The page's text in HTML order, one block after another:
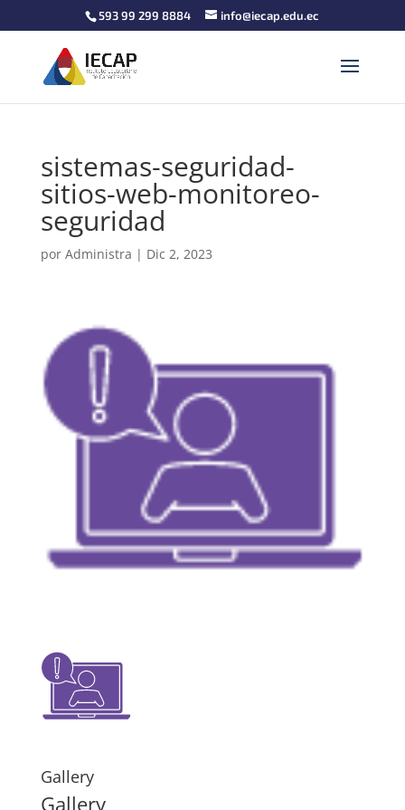
593 99 299 8884 info@iecap.edu.ec
sistemas-seguridad-
sitios-web-monitoreo-
seguridad
por Administra | Dic 2, 2023
Gallery
Gallery